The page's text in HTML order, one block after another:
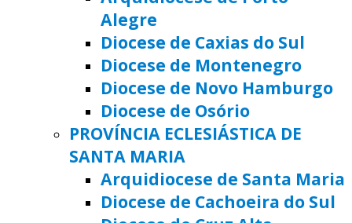
Alegre
Diocese de Caxias do Sul
Diocese de Montenegro
Diocese de Novo Hamburgo
Diocese de Osório
PROVÍNCIA ECLESIÁSTICA DE
SANTA MARIA
Arquidiocese de Santa Maria
Diocese de Cachoeira do Sul